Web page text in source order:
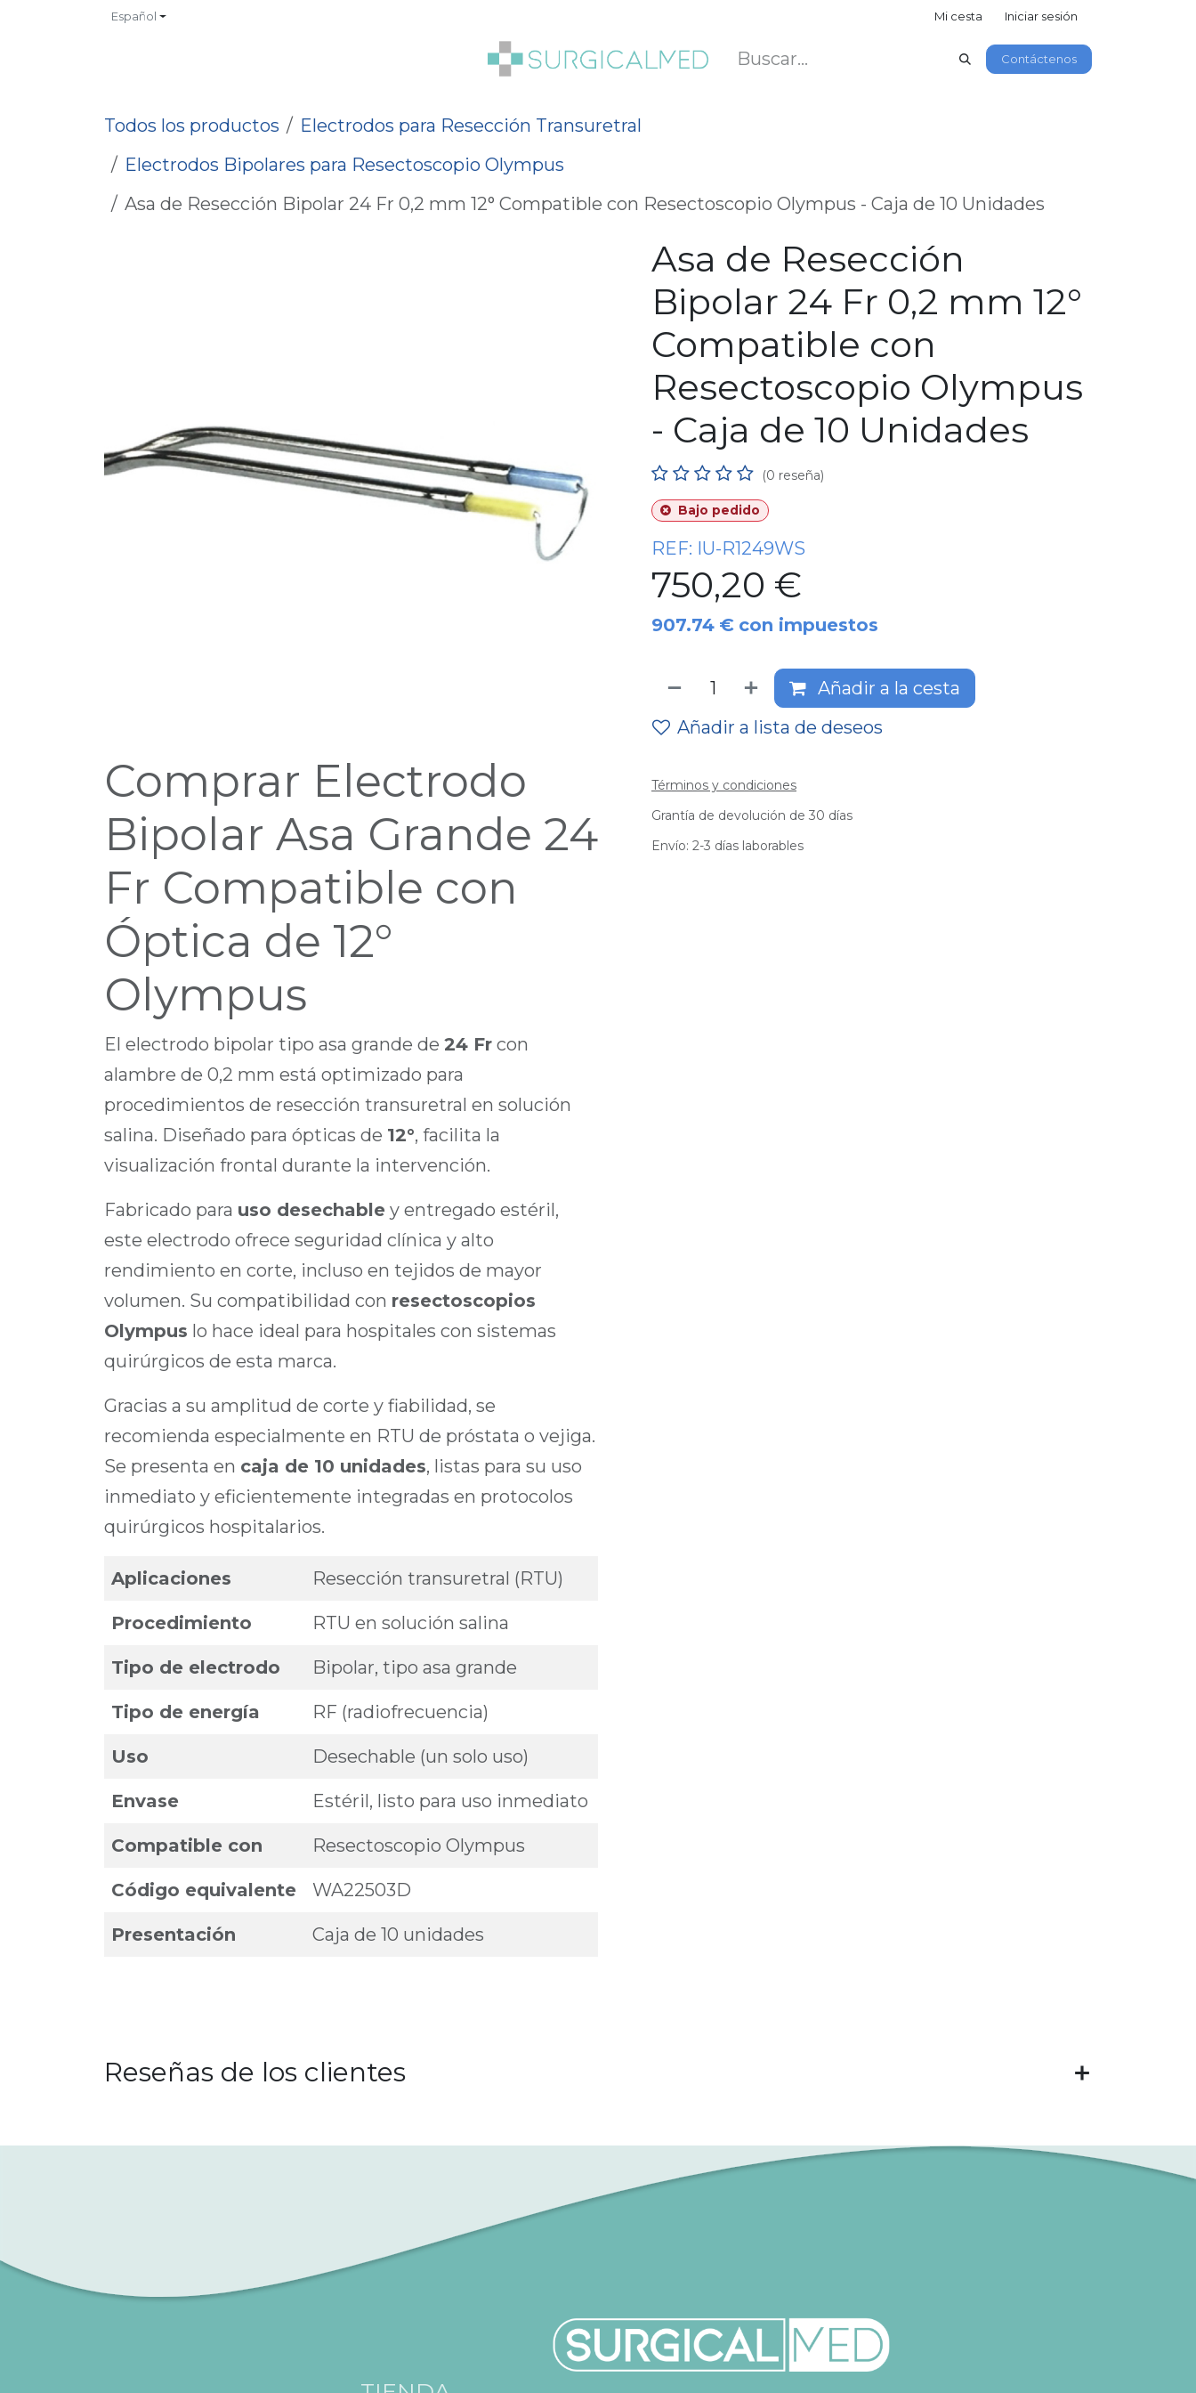
Ir al contenidoEspañol Mi cesta Iniciar sesión
Contáctenos
Todos los productos
Electrodos para Resección Transuretral
Electrodos Bipolares para Resectoscopio Olympus
Asa de Resección Bipolar 24 Fr 0,2 mm 12° Compatible con Resectoscopio Olympus - Caja de 10 Unidades
Comprar Electrodo
Bipolar Asa Grande 24
Fr Compatible con
Óptica de 12°
Olympus
El electrodo bipolar tipo asa grande de 24 Fr con
alambre de 0,2 mm está optimizado para
procedimientos de resección transuretral en solución
salina. Diseñado para ópticas de 12°, facilita la
visualización frontal durante la intervención.
Fabricado para uso desechable y entregado estéril,
este electrodo ofrece seguridad clínica y alto
rendimiento en corte, incluso en tejidos de mayor
volumen. Su compatibilidad con resectoscopios
Olympus lo hace ideal para hospitales con sistemas
quirúrgicos de esta marca.
Gracias a su amplitud de corte y fiabilidad, se
recomienda especialmente en RTU de próstata o vejiga.
Se presenta en caja de 10 unidades, listas para su uso
inmediato y eficientemente integradas en protocolos
quirúrgicos hospitalarios.
Aplicaciones Resección transuretral (RTU)
Procedimiento RTU en solución salina
Tipo de electrodo Bipolar, tipo asa grande
Tipo de energía RF (radiofrecuencia)
Uso Desechable (un solo uso)
Envase Estéril, listo para uso inmediato
Compatible con Resectoscopio Olympus
Código equivalente WA22503D
Presentación Caja de 10 unidades
Asa de Resección
Bipolar 24 Fr 0,2 mm 12°
Compatible con
Resectoscopio Olympus
- Caja de 10 Unidades
(0 reseña)
Bajo pedido
REF: IU-R1249WS
750,20 €
907.74 € con impuestos
Añadir a la cesta
Añadir a lista de deseos
Términos y condiciones
Grantía de devolución de 30 días
Envío: 2-3 días laborables
Reseñas de los clientes